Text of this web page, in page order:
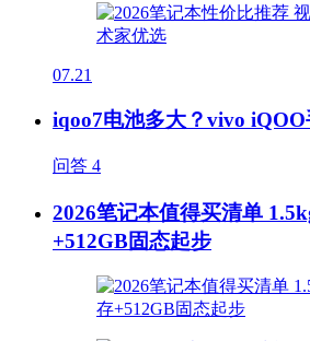
07.21
iqoo7电池多大？vivo iQOO
问答 4
2026笔记本值得买清单
+512GB固态起步